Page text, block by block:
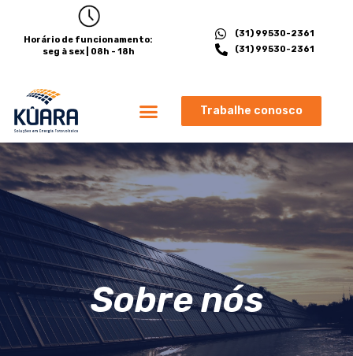
Horário de funcionamento:
seg à sex | 08h - 18h
(31) 99530-2361
(31) 99530-2361
Trabalhe conosco
Sobre nós